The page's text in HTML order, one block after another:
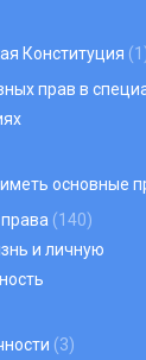
Конституция
прав в
основные
(140)
и личную
(3)